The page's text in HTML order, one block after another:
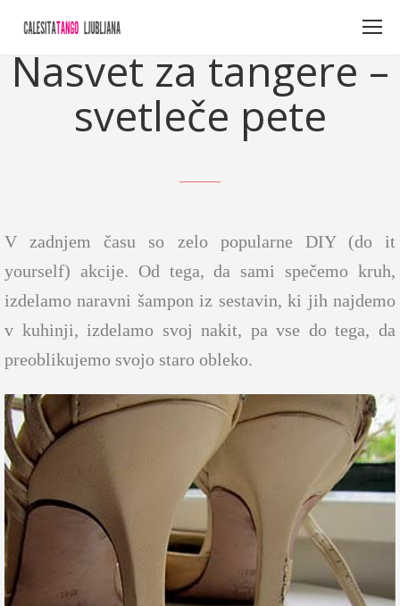
Nasvet za tangere –
svetleče pete
V zadnjem času so zelo popularne DIY (do it
yourself) akcije. Od tega, da sami spečemo kruh,
izdelamo naravni šampon iz sestavin, ki jih najdemo
v kuhinji, izdelamo svoj nakit, pa vse do tega, da
preoblikujemo svojo staro obleko.